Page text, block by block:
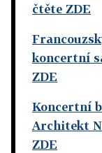
čtěte ZDE
koncertní
ZDE
Koncertní
Architekt
ZDE